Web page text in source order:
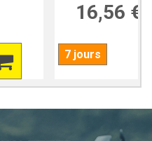
16,56 €
7 jours